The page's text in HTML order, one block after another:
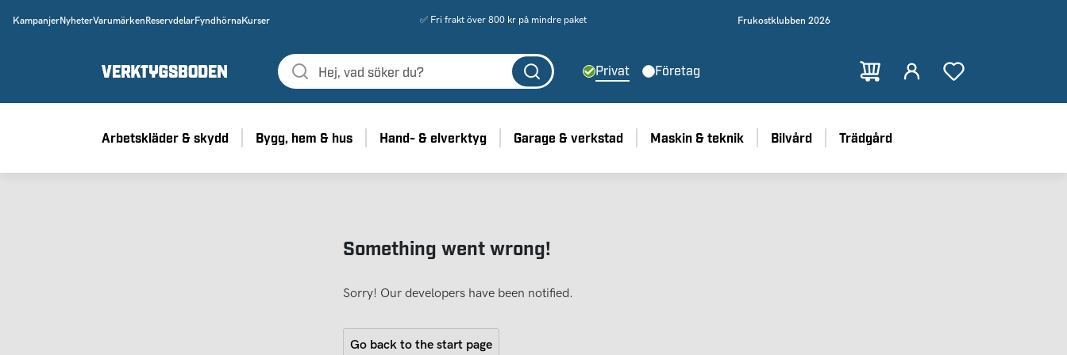
KampanjerNyheterVarumärken ReservdelarFyndhörnaKurser ✅ Fri frakt över 800 kr på mindre paket Frukostklubben 2026
Privat Företag
Arbetskläder & skydd Bygg, hem & hus Hand- & elverktyg Garage & verkstad Maskin & teknik Bilvård Trädgård
Something went wrong!
Sorry! Our developers have been notified.
Go back to the start page